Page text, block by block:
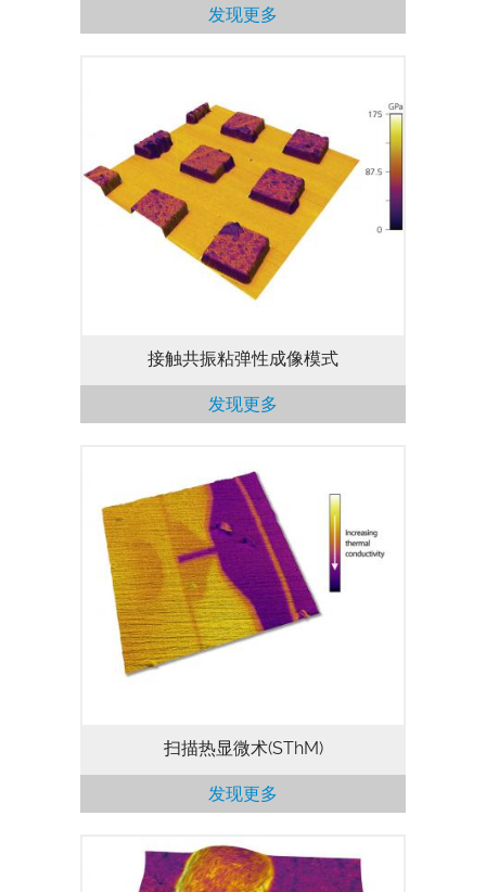
发现更多
MFP-3D 原子力显微镜“接触共振粘弹性成
像模式”的优势是：在~1 Gpa至300 GPa模
量范围内，对样品材料的弹性和粘弹性阻尼
进行量化的成像。Asylum的技术【如：
Dual AC™双频共振跟踪(DART)和频带激
励】能够提升测量的灵敏度和准确性。通过
探针或者样品可实现准确的宽频带和不依赖
于频率的驱动。
接触共振粘弹性成像模式
发现更多
利用新型的、适用于Cypher原子力显微镜
的微型硅探针和SThM探针支架，可以实现
温度和热导率的单点测量和成像测量。而且
其分辨率比传统式“Wollaston铂丝探针”的
分辨率更高。
扫描热显微术(SThM)
发现更多